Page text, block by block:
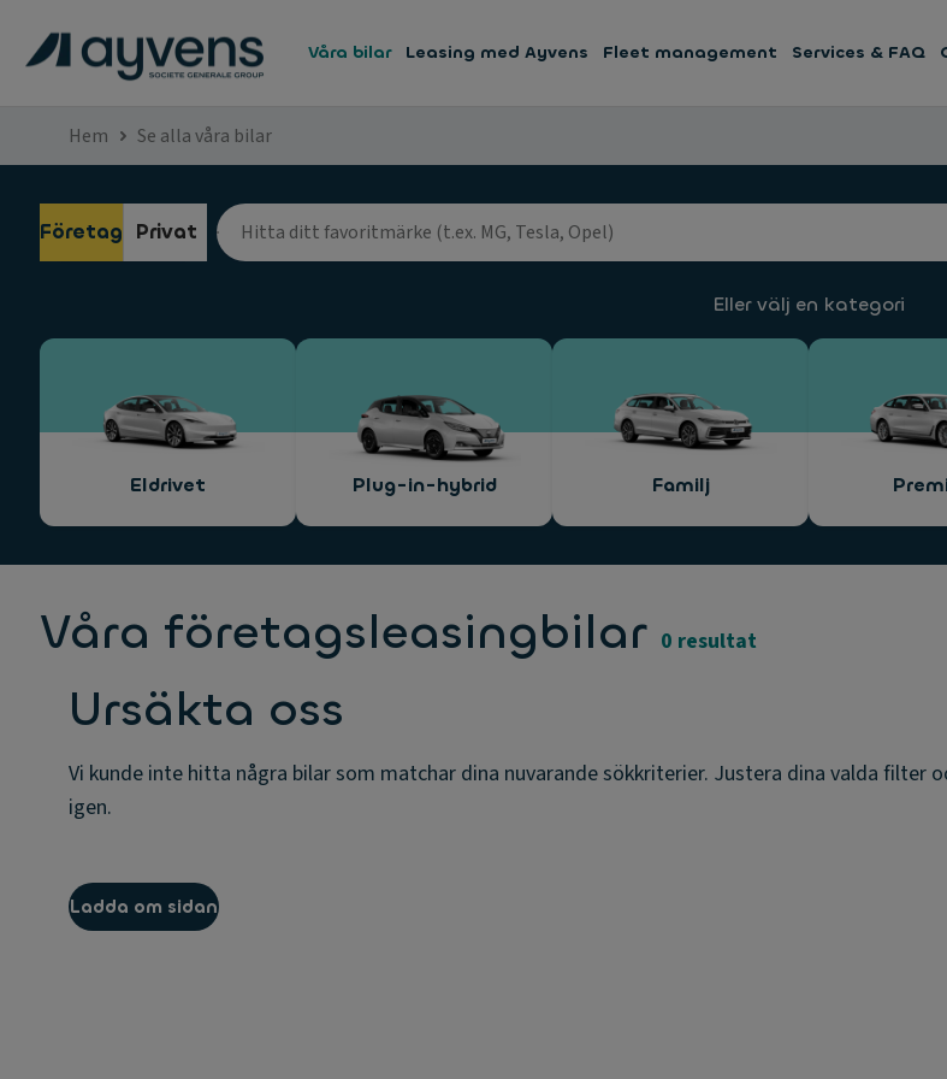
Våra bilar Leasing med Ayvens Fleet management Services & FAQ
Hem Se alla våra bilar
Företag Privat
Eller välj en kategori
Eldrivet Plug-in-hybrid Familj
Våra företagsleasingbilar 0 resultat
Ursäkta oss
Vi kunde inte hitta några bilar som matchar dina nuvarande sökkriterier. Justera dina valda filter
igen.
Ladda om sidan